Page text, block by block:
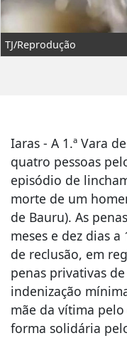
TJ/Reprodução
Iaras - A 1.ª Vara
quatro pessoas
episódio de
morte de um
de Bauru). As
meses e dez dias
de reclusão, em
penas privativas
indenização
mãe da vítima
forma solidária